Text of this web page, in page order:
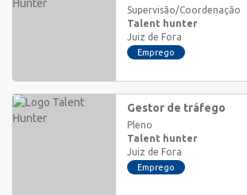
Supervisão/Coordenação
Talent hunter
Juiz de Fora
Emprego
Gestor de tráfego
Pleno
Talent hunter
Juiz de Fora
Emprego